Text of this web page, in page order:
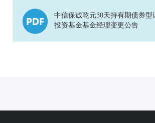
中信保诚乾元30天持有期债券型
投资基金基金经理变更公告